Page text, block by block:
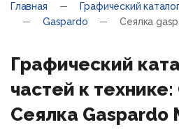
Главная Графический
Gaspardo
Сеялка
Графический
частей к
Сеялка Gaspardo